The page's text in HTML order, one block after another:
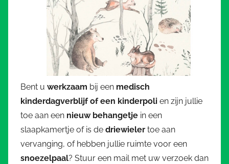
Bent u werkzaam bij een medisch
kinderdagverblijf of een kinderpoli en zijn jullie
toe aan een nieuw behangetje in een
slaapkamertje of is de driewieler toe aan
vervanging, of hebben jullie ruimte voor een
snoezelpaal? Stuur een mail met uw verzoek dan